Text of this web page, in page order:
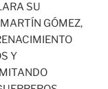
SU
GÓMEZ,
Y